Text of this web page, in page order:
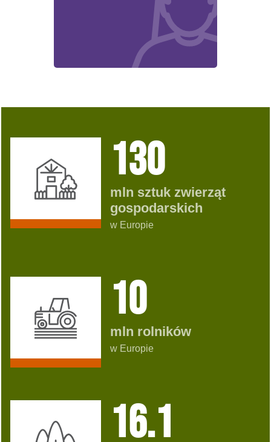
130
mln sztuk zwierząt
gospodarskich
w Europie
10
mln rolników
w Europie
16.1